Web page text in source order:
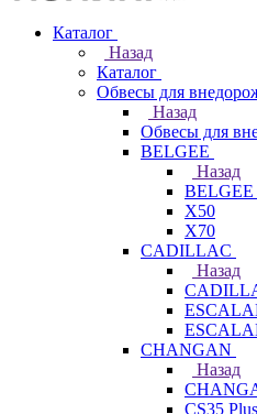
Каталог
Назад
Каталог
Обвесы для
Назад
Обвесы для
BELGEE
Назад
BELGEE
X50
X70
CADILLAC
Назад
CHANGAN
Назад
CS35